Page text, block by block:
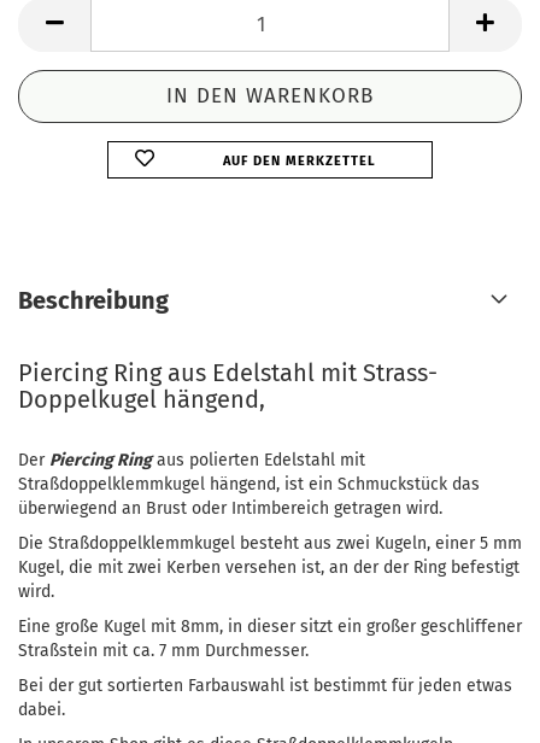
AUF DEN MERKZETTEL
Beschreibung
Piercing Ring aus Edelstahl mit Strass-
Doppelkugel hängend,
Der Piercing Ringaus polierten Edelstahl mit
Straßdoppelklemmkugel hängend, ist ein Schmuckstück das
überwiegend an Brust oder Intimbereich getragen wird.
Die Straßdoppelklemmkugel besteht aus zwei Kugeln, einer 5 mm
Kugel, die mit zwei Kerben versehen ist, an der der Ring befestigt
wird.
Eine große Kugel mit 8mm, in dieser sitzt ein großer geschliffener
Straßstein mit ca. 7 mm Durchmesser.
Bei der gut sortierten Farbauswahl ist bestimmt für jeden etwas
dabei.